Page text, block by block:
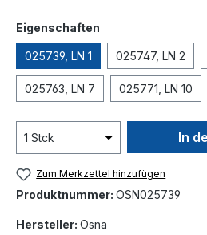
Eigenschaften
025739, LN 1 025747, LN 2
025763, LN 7 025771, LN 10
In
Zum Merkzettel hinzufügen
Produktnummer: OSN025739
Hersteller: Osna